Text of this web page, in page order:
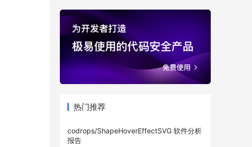
热门推荐
codrops/ShapeHoverEffectSVG 软件分析
报告